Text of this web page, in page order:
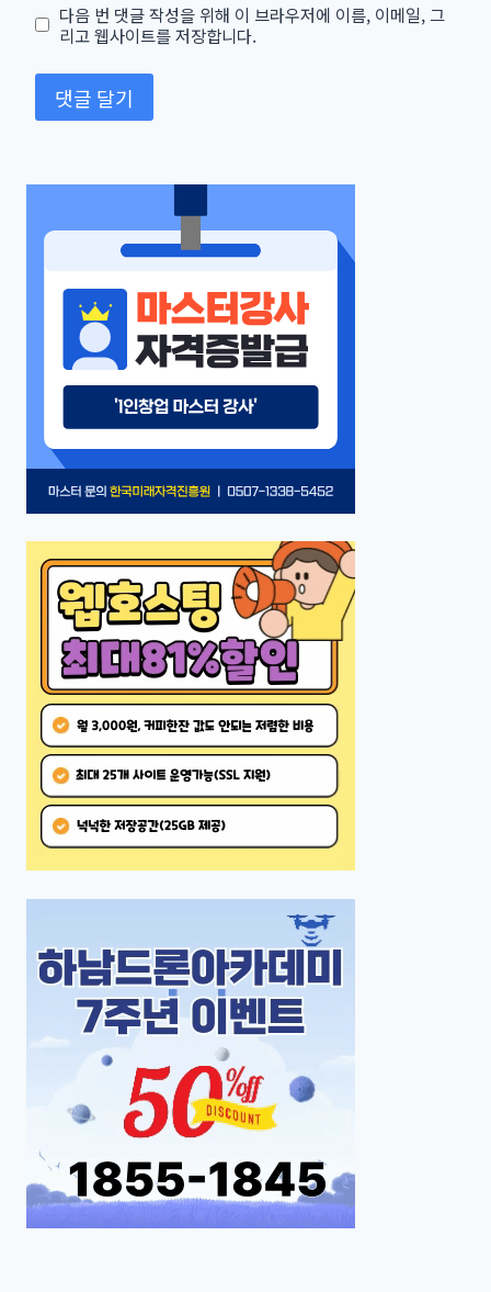
다음 번 댓글 작성을 위해 이 브라우저에 이름, 이메일, 그
리고 웹사이트를 저장합니다.